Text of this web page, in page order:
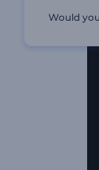
Would